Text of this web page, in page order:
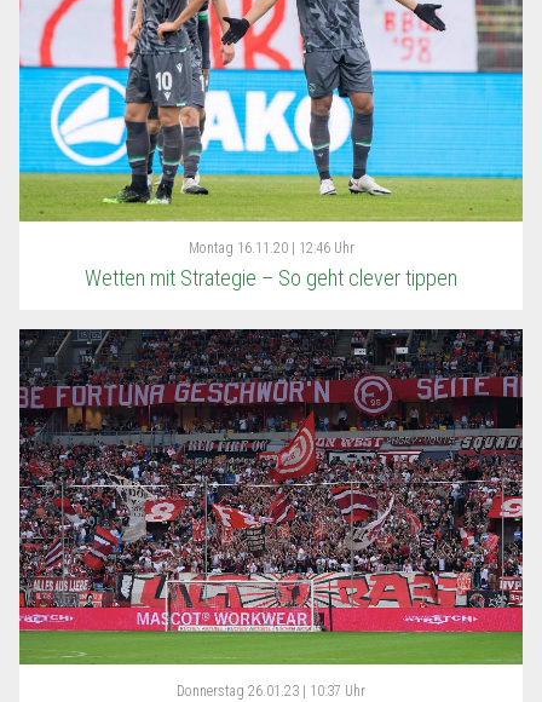
Montag 16.11.20 | 12:46 Uhr
Wetten mit Strategie – So geht clever tippen
Donnerstag 26.01.23 | 10:37 Uhr